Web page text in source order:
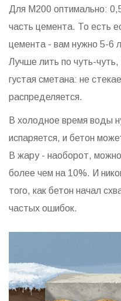
Для М200 оптимально:
часть цемента. То есть
цемента - вам нужно 5-6
Лучше лить по чуть-чуть,
густая сметана: не
распределяется.
В холодное время воды
испаряется, и бетон
В жару - наоборот,
более чем на 10%. И
того, как бетон начал
частых ошибок.